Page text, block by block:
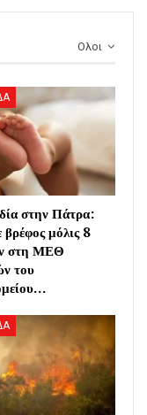
Ολοι
στην Πάτρα:
μόλις 8
στη ΜΕΘ
του